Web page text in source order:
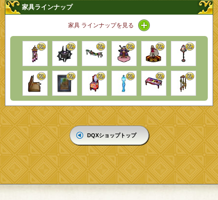
家具ラインナップ
家具 ラインナップを見る アイコン / ラインナップ
DQXショップトップ